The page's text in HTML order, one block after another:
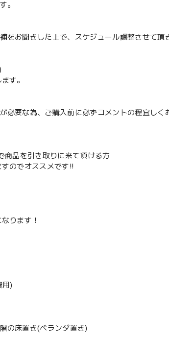
。
をお聞きした上で、スケジュール調整させて頂
す。
必要な為、ご購入前に必ずコメントの程宜しく
商品を引き取りに来て頂ける方
のでオススメです‼️
ります！
)
の床置き(ベランダ置き)